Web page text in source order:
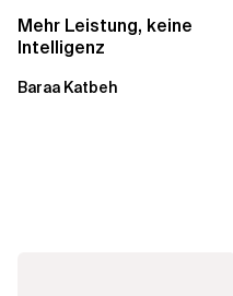
Mehr Leistung, keine
Intelligenz
Baraa Katbeh